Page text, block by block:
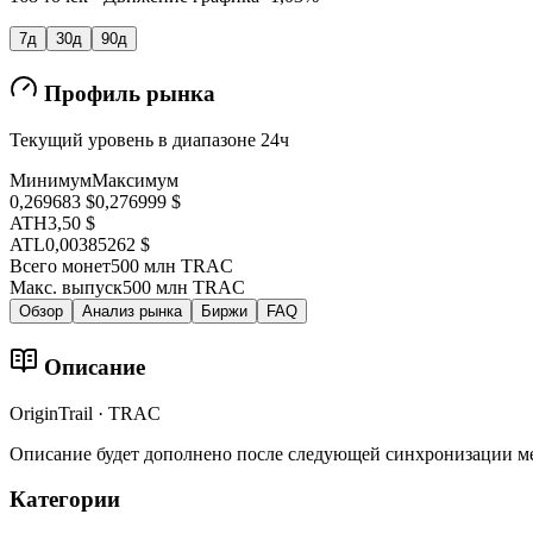
7д 30д 90д
Профиль рынка
Текущий уровень в диапазоне 24ч
МинимумМаксимум
0,269683 $0,276999 $
ATH3,50 $
ATL0,00385262 $
Всего монет500 млн TRAC
Макс. выпуск500 млн TRAC
Обзор Анализ рынка Биржи FAQ
Описание
OriginTrail · TRAC
Описание будет дополнено после следующей синхронизации
Категории